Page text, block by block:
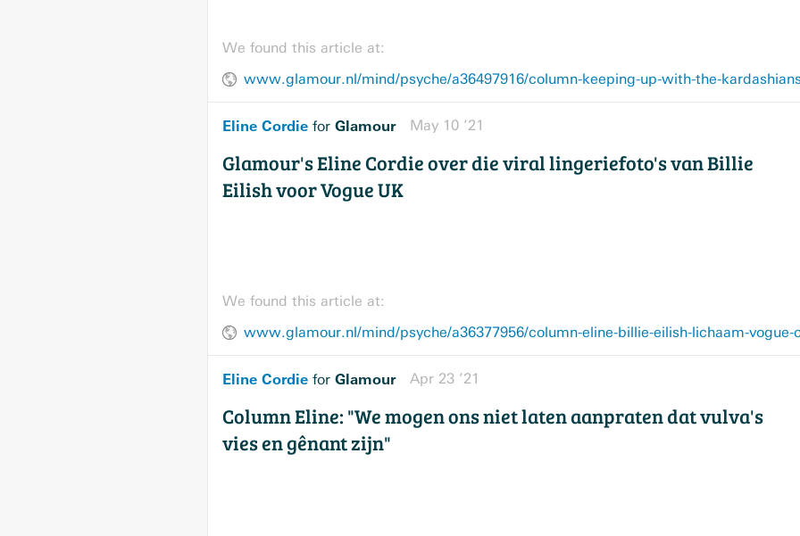
We found this article at:
www.glamour.nl/mind/psyche/a36497916/column-keeping-up-with-the-
Eline Cordie for Glamour May 10 ’21
Glamour's Eline Cordie over die viral lingeriefoto's van Billie
Eilish voor Vogue UK
We found this article at:
www.glamour.nl/mind/psyche/a36377956/column-eline-billie-eilish-lichaam-vogue-
Eline Cordie for Glamour Apr 23 ’21
Column Eline: "We mogen ons niet laten aanpraten dat vulva's
vies en gênant zijn"